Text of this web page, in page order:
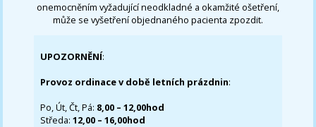
onemocněním vyžadující neodkladné a okamžité ošetření,
může se vyšetření objednaného pacienta zpozdit.
UPOZORNĚNÍ:
Provoz ordinace v době letních prázdnin:
Po, Út, Čt, Pá: 8,00 – 12,00hod
Středa:12,00 – 16,00hod